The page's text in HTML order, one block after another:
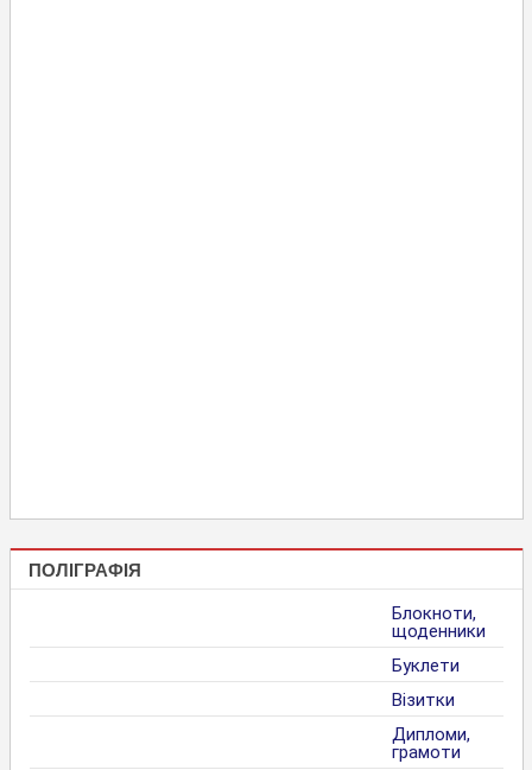
ПОЛІГРАФІЯ
Блокноти,
щоденники
Буклети
Візитки
Дипломи,
грамоти